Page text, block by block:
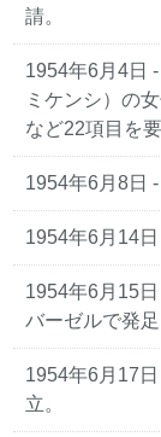
請。
1954年6月4日
ミケンシ）の
など22項目を
1954年6月8日
1954年6月14日
1954年6月15
バーゼルで発足
1954年6月17
立。